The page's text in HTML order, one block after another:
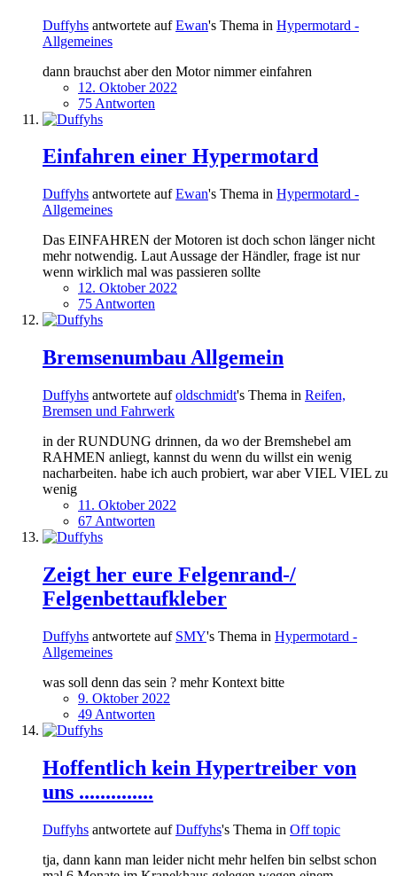
Duffyhs antwortete aufEwan's Thema in Hypermotard -
Allgemeines
dann brauchst aber den Motor nimmer einfahren
12. Oktober 2022
75 Antworten
Einfahren einer Hypermotard
Duffyhs antwortete aufEwan's Thema in Hypermotard -
Allgemeines
Das EINFAHREN der Motoren ist doch schon länger nicht
mehr notwendig. Laut Aussage der Händler, frage ist nur
wenn wirklich mal was passieren sollte
12. Oktober 2022
75 Antworten
Bremsenumbau Allgemein
Duffyhs antwortete aufoldschmidt's Thema in Reifen,
Bremsen und Fahrwerk
in der RUNDUNG drinnen, da wo der Bremshebel am
RAHMEN anliegt, kannst du wenn du willst ein wenig
nacharbeiten. habe ich auch probiert, war aber VIEL VIEL zu
wenig
11. Oktober 2022
67 Antworten
Zeigt her eure Felgenrand-/
Felgenbettaufkleber
Duffyhs antwortete auf SMY's Thema in Hypermotard -
Allgemeines
was soll denn das sein ? mehr Kontext bitte
9. Oktober 2022
49 Antworten
Hoffentlich kein Hypertreiber von
uns ..............
Duffyhs antwortete aufDuffyhs's Thema in Off topic
tja, dann kann man leider nicht mehr helfen bin selbst schon